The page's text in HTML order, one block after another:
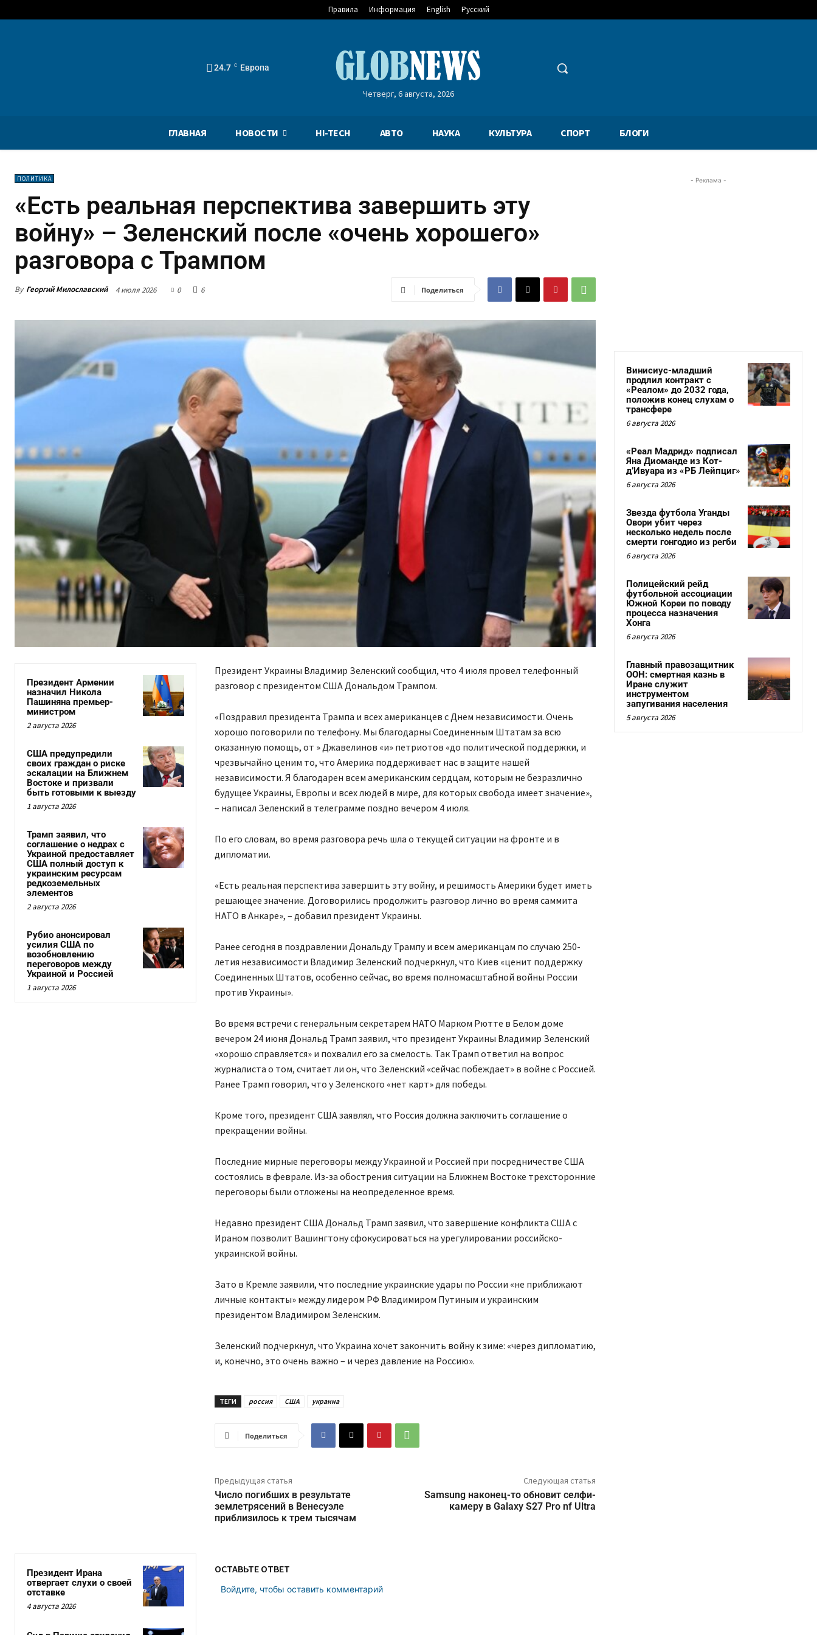
Правила Информация English Русский
24.7 C Европа
Четверг, 6 августа, 2026
ГЛАВНАЯ НОВОСТИ HI-TECH АВТО НАУКА КУЛЬТУРА СПОРТ БЛОГИ
ПОЛИТИКА
«Есть реальная перспектива завершить эту
войну» – Зеленский после «очень хорошего»
разговора с Трампом
By Георгий Милославский 4 июля 2026 0 6 Поделиться
Президент Армении
назначил Никола
Пашиняна премьер-
министром
2 августа 2026
США предупредили
своих граждан о риске
эскалации на Ближнем
Востоке и призвали
быть готовыми к выезду
1 августа 2026
Трамп заявил, что
соглашение о недрах с
Украиной предоставляет
США полный доступ к
украинским ресурсам
редкоземельных
элементов
2 августа 2026
Рубио анонсировал
усилия США по
возобновлению
переговоров между
Украиной и Россией
1 августа 2026
Президент Украины Владимир Зеленский сообщил, что 4 июля провел телефонный
разговор с президентом США Дональдом Трампом.
«Поздравил президента Трампа и всех американцев с Днем независимости. Очень
хорошо поговорили по телефону. Мы благодарны Соединенным Штатам за всю
оказанную помощь, от » Джавелинов «и» петриотов «до политической поддержки, и
чрезвычайно ценим то, что Америка поддерживает нас в защите нашей
независимости. Я благодарен всем американским сердцам, которым не безразлично
будущее Украины, Европы и всех людей в мире, для которых свобода имеет значение»,
– написал Зеленский в телеграмме поздно вечером 4 июля.
По его словам, во время разговора речь шла о текущей ситуации на фронте и в
дипломатии.
«Есть реальная перспектива завершить эту войну, и решимость Америки будет иметь
решающее значение. Договорились продолжить разговор лично во время саммита
НАТО в Анкаре», – добавил президент Украины.
Ранее сегодня в поздравлении Дональду Трампу и всем американцам по случаю 250-
летия независимости Владимир Зеленский подчеркнул, что Киев «ценит поддержку
Соединенных Штатов, особенно сейчас, во время полномасштабной войны России
против Украины».
Во время встречи с генеральным секретарем НАТО Марком Рютте в Белом доме
вечером 24 июня Дональд Трамп заявил, что президент Украины Владимир Зеленский
«хорошо справляется» и похвалил его за смелость. Так Трамп ответил на вопрос
журналиста о том, считает ли он, что Зеленский «сейчас побеждает» в войне с Россией.
Ранее Трамп говорил, что у Зеленского «нет карт» для победы.
Кроме того, президент США заявлял, что Россия должна заключить соглашение о
прекращении войны.
Последние мирные переговоры между Украиной и Россией при посредничестве США
состоялись в феврале. Из-за обострения ситуации на Ближнем Востоке трехсторонние
переговоры были отложены на неопределенное время.
Недавно президент США Дональд Трамп заявил, что завершение конфликта США с
Ираном позволит Вашингтону сфокусироваться на урегулировании российско-
украинской войны.
Зато в Кремле заявили, что последние украинские удары по России «не приближают
личные контакты» между лидером РФ Владимиром Путиным и украинским
президентом Владимиром Зеленским.
Зеленский подчеркнул, что Украина хочет закончить войну к зиме: «через дипломатию,
и, конечно, это очень важно – и через давление на Россию».
ТЕГИ россия США украина
Поделиться
Предыдущая статья
Число погибших в результате
землетрясений в Венесуэле
приблизилось к трем тысячам
Следующая статья
Samsung наконец-то обновит селфи-
камеру в Galaxy S27 Pro nf Ultra
Президент Ирана
отвергает слухи о своей
отставке
4 августа 2026
ОСТАВЬТЕ ОТВЕТ
Войдите, чтобы оставить комментарий
- Реклама -
Винисиус-младший
продлил контракт с
«Реалом» до 2032 года,
положив конец слухам о
трансфере
6 августа 2026
«Реал Мадрид» подписал
Яна Диоманде из Кот-
д’Ивуара из «РБ Лейпциг»
6 августа 2026
Звезда футбола Уганды
Овори убит через
несколько недель после
смерти гонгодио из регби
6 августа 2026
Полицейский рейд
футбольной ассоциации
Южной Кореи по поводу
процесса назначения
Хонга
6 августа 2026
Главный правозащитник
ООН: смертная казнь в
Иране служит
инструментом
запугивания населения
5 августа 2026